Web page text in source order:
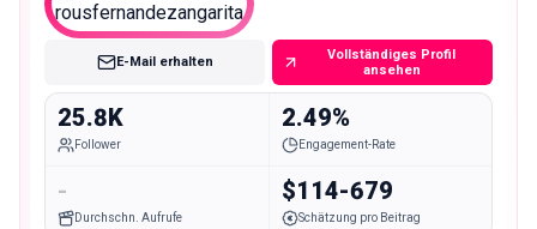
Micro
E-Mail erhalten
Vollständiges Profil
ansehen
25.8K
Follower
2.49%
Engagement-Rate
-
Durchschn. Aufrufe
$114-679
Schätzung pro Beitrag